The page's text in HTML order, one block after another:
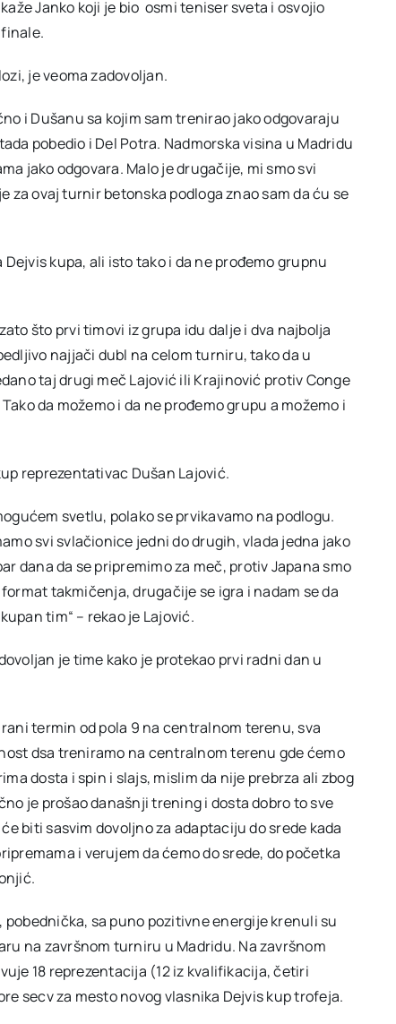
Janko koji je bio osmi teniser sveta i osvojio
je veoma zadovoljan.
i Dušanu sa kojim sam trenirao jako odgovaraju
pobedio i Del Potra. Nadmorska visina u Madridu
jako odgovara. Malo je drugačije, mi smo svi
za ovaj turnir betonska podloga znao sam da ću se
kupa, ali isto tako i da ne prođemo grupnu
što prvi timovi iz grupa idu dalje i dva najbolja
najjači dubl na celom turniru, tako da u
taj drugi meč Lajović ili Krajinović protiv Conge
da možemo i da ne prođemo grupu a možemo i
reprezentativac Dušan Lajović.
svetlu, polako se prvikavamo na podlogu.
svi svlačionice jedni do drugih, vlada jedna jako
dana da se pripremimo za meč, protiv Japana smo
takmičenja, drugačije se igra i nadam se da
tim“ – rekao je Lajović.
je time kako je protekao prvi radni dan u
termin od pola 9 na centralnom terenu, sva
dsa treniramo na centralnom terenu gde ćemo
dosta i spin i slajs, mislim da nije prebrza ali zbog
je prošao današnji trening i dosta dobro to sve
biti sasvim dovoljno za adaptaciju do srede kada
i verujem da ćemo do srede, do početka
sa puno pozitivne energije krenuli su
na završnom turniru u Madridu. Na završnom
18 reprezentacija (12 iz kvalifikacija, četiri
secv za mesto novog vlasnika Dejvis kup trofeja.